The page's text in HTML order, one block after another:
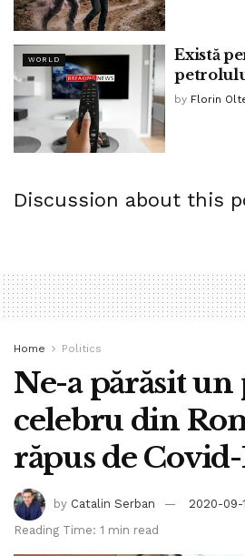
WORLD
Există
by Florin
Discussion about this
Home Politics
Ne-a părăsit
celebru din
răpus de Covid-
by Catalin Serban
2020-09-
Reading Time: 1 min read